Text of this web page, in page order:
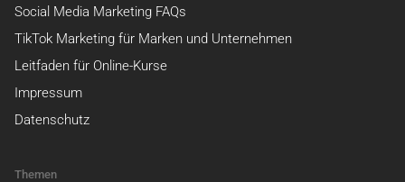
Social Media Marketing FAQs
TikTok Marketing für Marken und Unternehmen
Leitfaden für Online-Kurse
Impressum
Datenschutz
Themen